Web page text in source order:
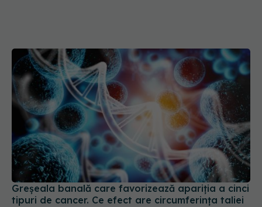
Greșeala banală care favorizează apariția a cinci
tipuri de cancer. Ce efect are circumferința taliei